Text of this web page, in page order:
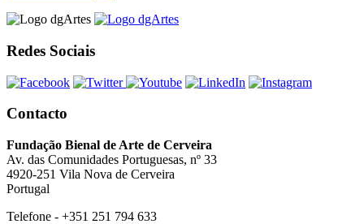
Redes Sociais
Contacto
Fundação Bienal de Arte de Cerveira
Av. das Comunidades Portuguesas, nº 33
4920-251 Vila Nova de Cerveira
Portugal
Telefone - +351 251 794 633